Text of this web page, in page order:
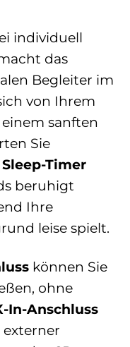
individuell
das
Begleiter im
von Ihrem
sanften
Sie
Sleep-Timer
beruhigt
Ihre
leise spielt.
können Sie
ohne
In-Anschluss